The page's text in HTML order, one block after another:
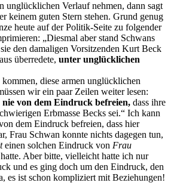
unglücklichen Verlauf nehmen, dann sagt
keinem guten Stern stehen. Grund genug
heute auf der Politik-Seite zu folgender
„Diesmal aber stand Schwans
den damaligen Vorsitzenden Kurt Beck
überredete, unter unglücklichen
diese armen unglücklichen
wir ein paar Zeilen weiter lesen:
nie von dem Eindruck befreien, dass ihre
Erbmasse Becks sei.“ Ich kann
dem Eindruck befreien, dass hier
Frau Schwan konnte nichts dagegen tun,
einen solchen Eindruck von Frau
Aber bitte, vielleicht hatte ich nur
und es ging doch um den Eindruck, den
es ist schon kompliziert mit Beziehungen!